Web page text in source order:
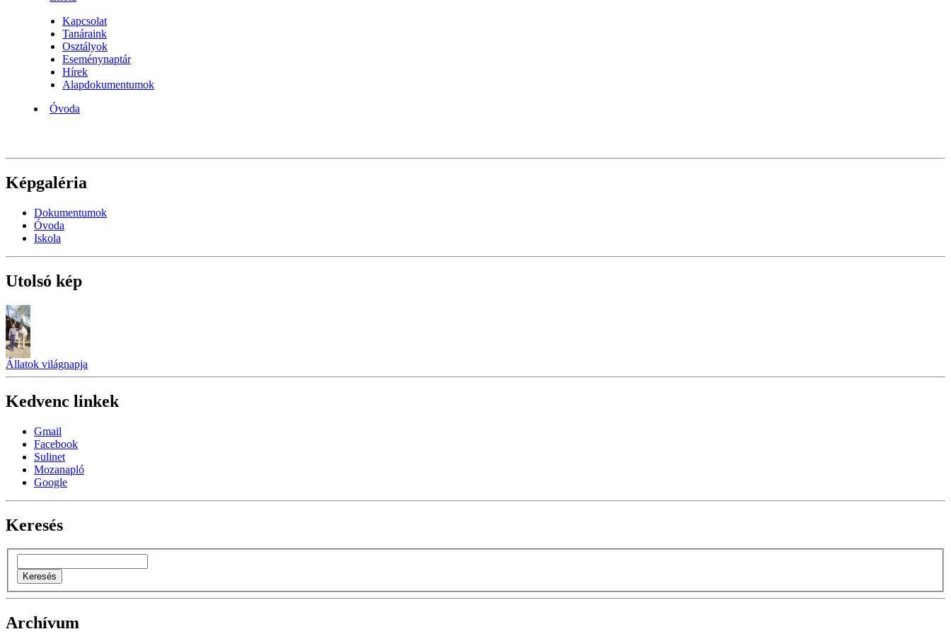
Kapcsolat
Tanáraink
Osztályok
Eseménynaptár
Hírek
Alapdokumentumok
Óvoda
Képgaléria
Dokumentumok
Óvoda
Iskola
Utolsó kép
Állatok világnapja
Kedvenc linkek
Gmail
Facebook
Sulinet
Mozanapló
Google
Keresés
Archívum